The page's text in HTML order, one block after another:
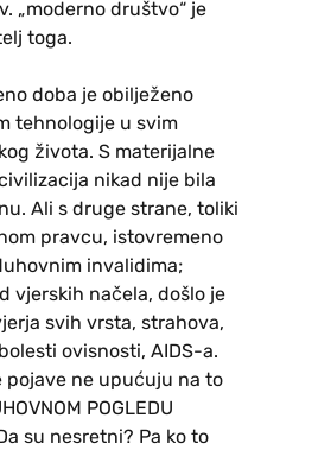
„moderno društvo“ je
toga.
doba je obilježeno
tehnologije u svim
života. S materijalne
nikad nije bila
Ali s druge strane, toliki
pravcu, istovremeno
invalidima;
vjerskih načela, došlo je
svih vrsta, strahova,
ovisnosti, AIDS-a.
pojave ne upućuju na to
POGLEDU
su nesretni? Pa ko to